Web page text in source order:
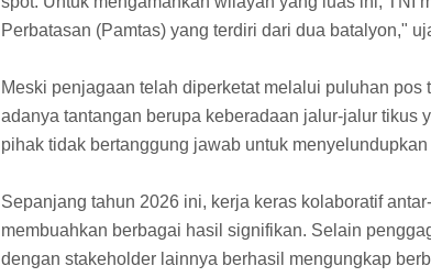
Perbatasan (Pamtas) yang terdiri dari dua batalyon,"
Meski penjagaan telah diperketat melalui puluhan pos
adanya tantangan berupa keberadaan jalur-jalur tikus
pihak tidak bertanggung jawab untuk
Sepanjang tahun 2026 ini, kerja keras kolaboratif
membuahkan berbagai hasil signifikan. Selain
dengan stakeholder lainnya berhasil mengungkap